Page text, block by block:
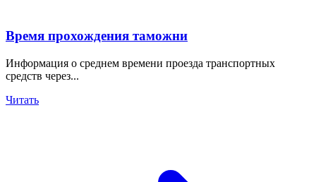
Время прохождения таможни
Информация о среднем времени проезда транспортных
средств через...
Читать